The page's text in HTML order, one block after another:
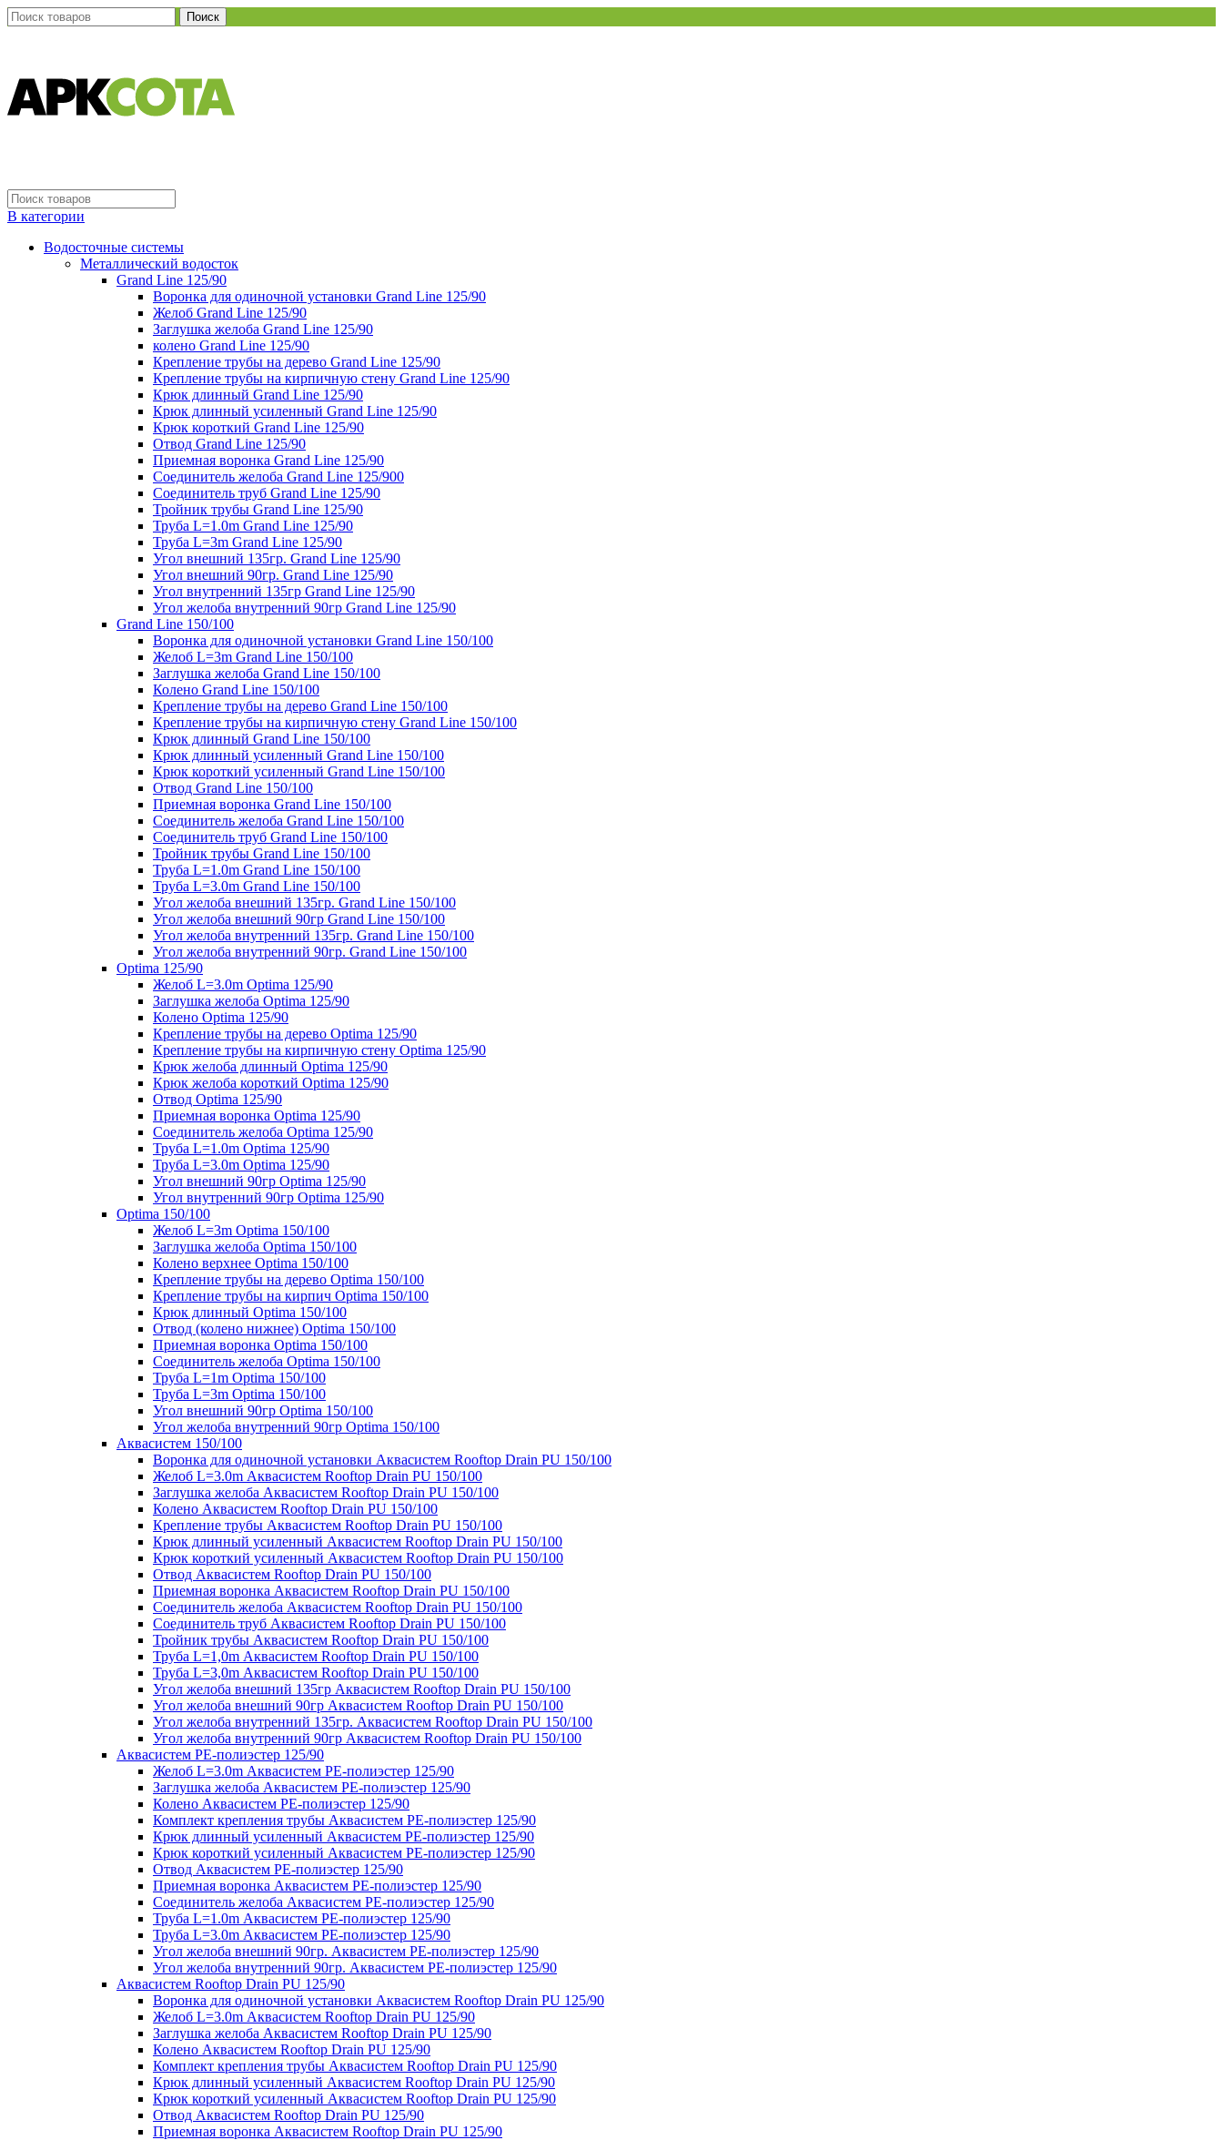
Поиск
В категории
Водосточные системы
Металлический водосток
Grand Line 125/90
Воронка для одиночной установки Grand Line 125/90
Желоб Grand Line 125/90
Заглушка желоба Grand Line 125/90
колено Grand Line 125/90
Крепление трубы на дерево Grand Line 125/90
Крепление трубы на кирпичную стену Grand Line 125/90
Крюк длинный Grand Line 125/90
Крюк длинный усиленный Grand Line 125/90
Крюк короткий Grand Line 125/90
Отвод Grand Line 125/90
Приемная воронка Grand Line 125/90
Соединитель желоба Grand Line 125/900
Соединитель труб Grand Line 125/90
Тройник трубы Grand Line 125/90
Труба L=1.0m Grand Line 125/90
Труба L=3m Grand Line 125/90
Угол внешний 135гр. Grand Line 125/90
Угол внешний 90гр. Grand Line 125/90
Угол внутренний 135гр Grand Line 125/90
Угол желоба внутренний 90гр Grand Line 125/90
Grand Line 150/100
Воронка для одиночной установки Grand Line 150/100
Желоб L=3m Grand Line 150/100
Заглушка желоба Grand Line 150/100
Колено Grand Line 150/100
Крепление трубы на дерево Grand Line 150/100
Крепление трубы на кирпичную стену Grand Line 150/100
Крюк длинный Grand Line 150/100
Крюк длинный усиленный Grand Line 150/100
Крюк короткий усиленный Grand Line 150/100
Отвод Grand Line 150/100
Приемная воронка Grand Line 150/100
Соединитель желоба Grand Line 150/100
Соединитель труб Grand Line 150/100
Тройник трубы Grand Line 150/100
Труба L=1.0m Grand Line 150/100
Труба L=3.0m Grand Line 150/100
Угол желоба внешний 135гр. Grand Line 150/100
Угол желоба внешний 90гр Grand Line 150/100
Угол желоба внутренний 135гр. Grand Line 150/100
Угол желоба внутренний 90гр. Grand Line 150/100
Optima 125/90
Желоб L=3.0m Optima 125/90
Заглушка желоба Optima 125/90
Колено Optima 125/90
Крепление трубы на дерево Optima 125/90
Крепление трубы на кирпичную стену Optima 125/90
Крюк желоба длинный Optima 125/90
Крюк желоба короткий Optima 125/90
Отвод Optima 125/90
Приемная воронка Optima 125/90
Соединитель желоба Optima 125/90
Труба L=1.0m Optima 125/90
Труба L=3.0m Optima 125/90
Угол внешний 90гр Optima 125/90
Угол внутренний 90гр Optima 125/90
Optima 150/100
Желоб L=3m Optima 150/100
Заглушка желоба Optima 150/100
Колено верхнее Optima 150/100
Крепление трубы на дерево Optima 150/100
Крепление трубы на кирпич Optima 150/100
Крюк длинный Optima 150/100
Отвод (колено нижнее) Optima 150/100
Приемная воронка Optima 150/100
Соединитель желоба Optima 150/100
Труба L=1m Optima 150/100
Труба L=3m Optima 150/100
Угол внешний 90гр Optima 150/100
Угол желоба внутренний 90гр Optima 150/100
Аквасистем 150/100
Воронка для одиночной установки Аквасистем Rooftop Drain PU 150/100
Желоб L=3.0m Аквасистем Rooftop Drain PU 150/100
Заглушка желоба Аквасистем Rooftop Drain PU 150/100
Колено Аквасистем Rooftop Drain PU 150/100
Крепление трубы Аквасистем Rooftop Drain PU 150/100
Крюк длинный усиленный Аквасистем Rooftop Drain PU 150/100
Крюк короткий усиленный Аквасистем Rooftop Drain PU 150/100
Отвод Аквасистем Rooftop Drain PU 150/100
Приемная воронка Аквасистем Rooftop Drain PU 150/100
Соединитель желоба Аквасистем Rooftop Drain PU 150/100
Соединитель труб Аквасистем Rooftop Drain PU 150/100
Тройник трубы Аквасистем Rooftop Drain PU 150/100
Труба L=1,0m Аквасистем Rooftop Drain PU 150/100
Труба L=3,0m Аквасистем Rooftop Drain PU 150/100
Угол желоба внешний 135гр Аквасистем Rooftop Drain PU 150/100
Угол желоба внешний 90гр Аквасистем Rooftop Drain PU 150/100
Угол желоба внутренний 135гр. Аквасистем Rooftop Drain PU 150/100
Угол желоба внутренний 90гр Аквасистем Rooftop Drain PU 150/100
Аквасистем PE-полиэстер 125/90
Желоб L=3.0m Аквасистем PE-полиэстер 125/90
Заглушка желоба Аквасистем PE-полиэстер 125/90
Колено Аквасистем PE-полиэстер 125/90
Комплект крепления трубы Аквасистем PE-полиэстер 125/90
Крюк длинный усиленный Аквасистем PE-полиэстер 125/90
Крюк короткий усиленный Аквасистем PE-полиэстер 125/90
Отвод Аквасистем РЕ-полиэстер 125/90
Приемная воронка Аквасистем PE-полиэстер 125/90
Соединитель желоба Аквасистем PE-полиэстер 125/90
Труба L=1.0m Аквасистем PE-полиэстер 125/90
Труба L=3.0m Аквасистем PE-полиэстер 125/90
Угол желоба внешний 90гр. Аквасистем PE-полиэстер 125/90
Угол желоба внутренний 90гр. Аквасистем PE-полиэстер 125/90
Аквасистем Rooftop Drain PU 125/90
Воронка для одиночной установки Аквасистем Rooftop Drain PU 125/90
Желоб L=3.0m Аквасистем Rooftop Drain PU 125/90
Заглушка желоба Аквасистем Rooftop Drain PU 125/90
Колено Аквасистем Rooftop Drain PU 125/90
Комплект крепления трубы Аквасистем Rooftop Drain PU 125/90
Крюк длинный усиленный Аквасистем Rooftop Drain PU 125/90
Крюк короткий усиленный Аквасистем Rooftop Drain PU 125/90
Отвод Аквасистем Rooftop Drain PU 125/90
Приемная воронка Аквасистем Rooftop Drain PU 125/90